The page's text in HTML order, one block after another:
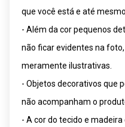
que você está e até
- Além da cor pequenos
não ficar evidentes na
meramente ilustrativas.
- Objetos decorativos que
não acompanham o
- A cor do tecido e